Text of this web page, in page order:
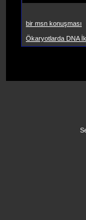
bir msn konuşması
Ökaryotlarda DNA